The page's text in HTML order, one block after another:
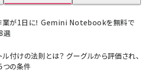
業が1日に！ Gemini Notebookを無料で
選
ル付けの法則とは？ グーグルから評価され、
の条件